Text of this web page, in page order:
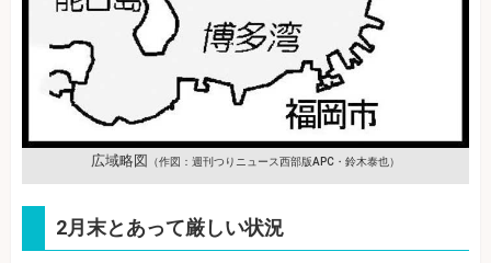
広域略図 （作図：週刊つりニュース西部版APC・鈴木泰也）
2月末とあって厳しい状況